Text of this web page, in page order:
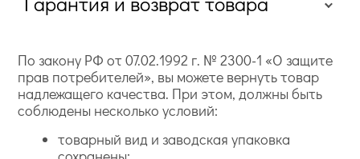
По закону РФ от 07.02.1992 г. № 2300-1 «О защите
прав потребителей», вы можете вернуть товар
надлежащего качества. При этом, должны быть
соблюдены несколько условий:
товарный вид и заводская упаковка